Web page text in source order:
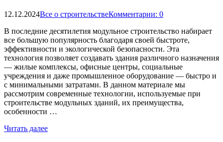
12.12.2024Все о строительствеКомментарии: 0
В последние десятилетия модульное строительство набирает
все большую популярность благодаря своей быстроте,
эффективности и экологической безопасности. Эта
технология позволяет создавать здания различного назначения
— жилые комплексы, офисные центры, социальные
учреждения и даже промышленное оборудование — быстро и
с минимальными затратами. В данном материале мы
рассмотрим современные технологии, используемые при
строительстве модульных зданий, их преимущества,
особенности …
Читать далее